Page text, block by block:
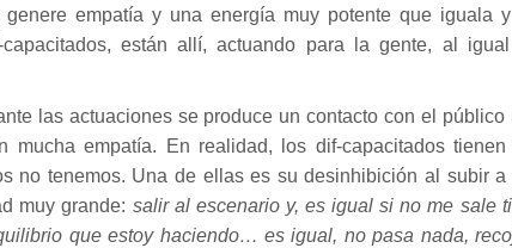
genere empatía y una energía muy potente que iguala
están allí, actuando para la gente, al
las actuaciones se produce un contacto con el
mucha empatía. En realidad, los dif-capacitados
no tenemos. Una de ellas es su desinhibición al subir
muy grande: salir al escenario y, es igual si no me sale
que estoy haciendo… es igual, no pasa nada,